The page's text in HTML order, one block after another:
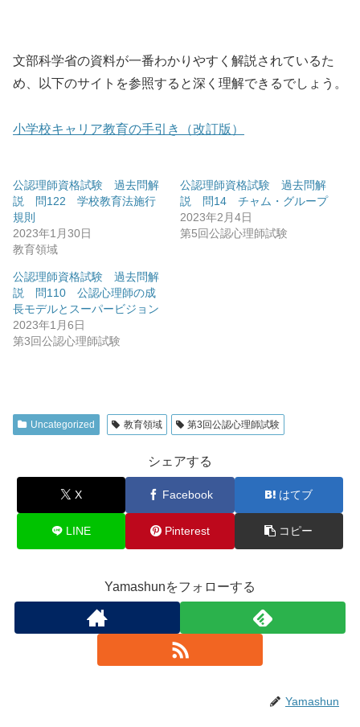
文部科学省の資料が一番わかりやすく解説されているた
め、以下のサイトを参照すると深く理解できるでしょう。
小学校キャリア教育の手引き（改訂版）
公認理師資格試験 過去問解
説 問122 学校教育法施行
規則
2023年1月30日
教育領域
公認理師資格試験 過去問解
説 問14 チャム・グループ
2023年2月4日
第5回公認心理師試験
公認理師資格試験 過去問解
説 問110 公認心理師の成
長モデルとスーパービジョン
2023年1月6日
第3回公認心理師試験
Uncategorized 教育領域 第3回公認心理師試験
シェアする
X Facebook はてブ
LINE Pinterest コピー
Yamashunをフォローする
Yamashun